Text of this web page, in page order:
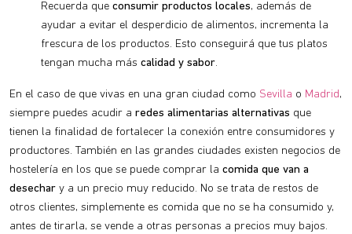
Recuerda que consumir productos locales, además de
ayudar a evitar el desperdicio de alimentos, incrementa la
frescura de los productos. Esto conseguirá que tus platos
tengan mucha más calidad y sabor.
En el caso de que vivas en una gran ciudad como Sevilla o Madrid,
siempre puedes acudir a redes alimentarias alternativas que
tienen la finalidad de fortalecer la conexión entre consumidores y
productores. También en las grandes ciudades existen negocios de
hostelería en los que se puede comprar la comida que van a
desechar y a un precio muy reducido. No se trata de restos de
otros clientes, simplemente es comida que no se ha consumido y,
antes de tirarla, se vende a otras personas a precios muy bajos.